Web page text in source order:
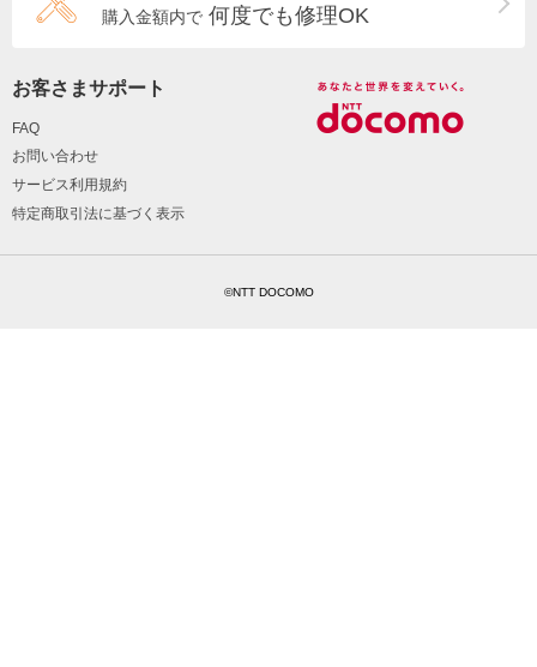
購入金額内で 何度でも修理OK
お客さまサポート
FAQ
お問い合わせ
サービス利用規約
特定商取引法に基づく表示
©NTT DOCOMO